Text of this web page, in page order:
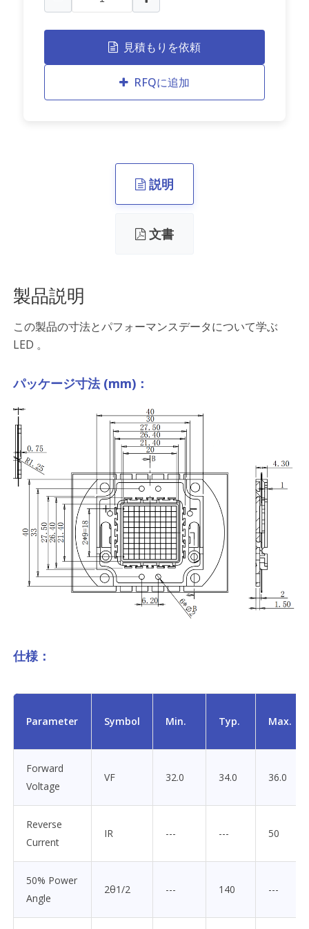
見積もりを依頼
RFQに追加
説明
文書
製品説明
この製品の寸法とパフォーマンスデータについて学ぶ
LED 。
パッケージ寸法 (mm)：
仕様：
Parameter Symbol Min. Typ. Max.
Forward
Voltage
VF 32.0 34.0 36.0
Reverse
Current
IR --- --- 50
50% Power
Angle
2θ1/2 --- 140 ---